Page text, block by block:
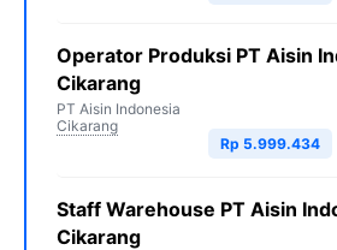
Operator Produksi PT Aisin
Cikarang
PT Aisin Indonesia
Cikarang
Rp 5.999.434
Staff Warehouse PT Aisin
Cikarang